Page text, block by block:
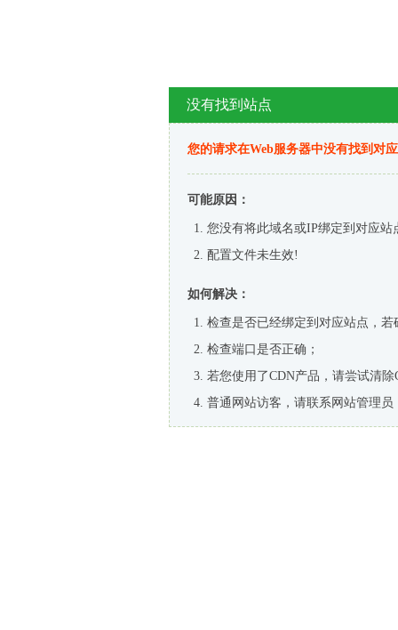
没有找到站点
您的请求在Web服务器中没有找到对
可能原因：
您没有将此域名或IP绑定到对应站
配置文件未生效!
如何解决：
检查是否已经绑定到对应站点，
检查端口是否正确；
若您使用了CDN产品，请尝试清除
普通网站访客，请联系网站管理员